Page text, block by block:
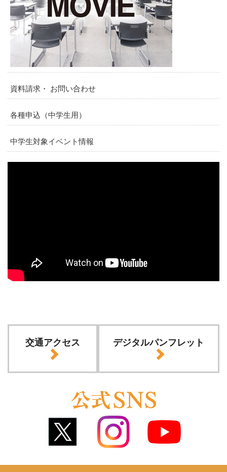
資料請求・ お問い合わせ
各種申込（中学生用）
中学生対象イベント情報
交通アクセス デジタルパンフレット